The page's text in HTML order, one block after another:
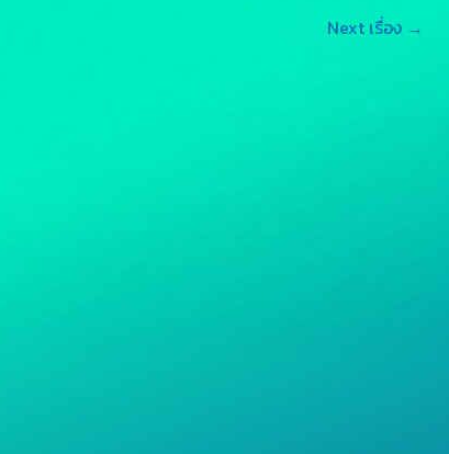
Next เรื่อง →